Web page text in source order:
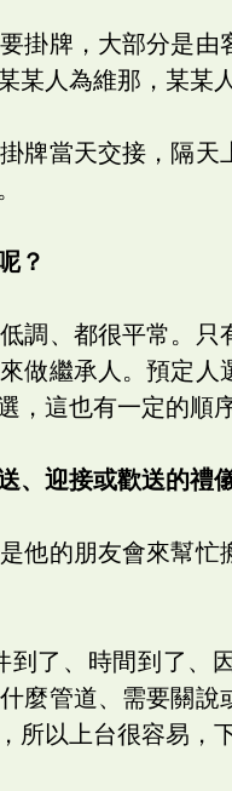
掛牌，大部分是由
人為維那，某某
牌當天交接，隔天
？
調、都很平常。只
做繼承人。預定人
，這也有一定的順序
、迎接或歡送的禮
他的朋友會來幫忙
了、時間到了、
麼管道、需要關說
所以上台很容易，